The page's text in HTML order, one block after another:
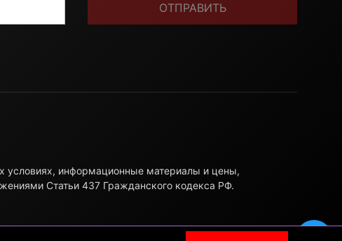
ОТПРАВИТЬ
условиях, информационные материалы и цены,
Статьи 437 Гражданского кодекса РФ.